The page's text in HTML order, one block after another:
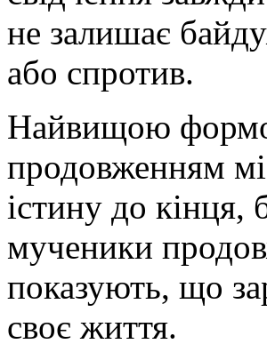
не залишає
або спротив.
Найвищою
продовженням
істину до кінця,
мученики
показують, що
своє життя.